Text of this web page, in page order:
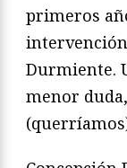
primeros
Durmiente.
menor